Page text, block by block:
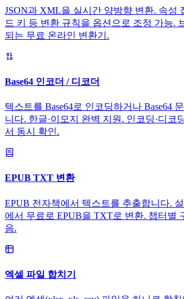
JSON과 XML을 실시간 양방향 변환. 속성
드 키 등 변환 규칙을 옵션으로 조정 가능.
되는 무료 온라인 변환기.
Base64 인코더 / 디코더
텍스트를 Base64로 인코딩하거나 Base64
니다. 한글·이모지 완벽 지원. 인코딩·디코
서 동시 확인.
EPUB TXT 변환
EPUB 전자책에서 텍스트를 추출합니다.
에서 무료로 EPUB을 TXT로 변환. 챕터별
음.
엑셀 파일 합치기